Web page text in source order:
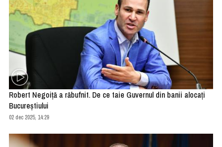
Robert Negoiţă a răbufnit. De ce taie Guvernul din banii alocaţi
Bucureştiului
02 dec 2025, 14:29